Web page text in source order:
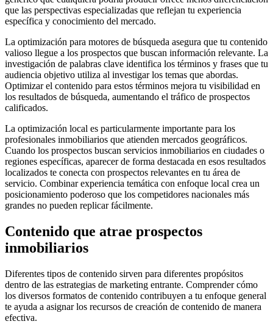
que las perspectivas especializadas que reflejan tu experiencia
específica y conocimiento del mercado.
La optimización para motores de búsqueda asegura que tu contenido
valioso llegue a los prospectos que buscan información relevante. La
investigación de palabras clave identifica los términos y frases que tu
audiencia objetivo utiliza al investigar los temas que abordas.
Optimizar el contenido para estos términos mejora tu visibilidad en
los resultados de búsqueda, aumentando el tráfico de prospectos
calificados.
La optimización local es particularmente importante para los
profesionales inmobiliarios que atienden mercados geográficos.
Cuando los prospectos buscan servicios inmobiliarios en ciudades o
regiones específicas, aparecer de forma destacada en esos resultados
localizados te conecta con prospectos relevantes en tu área de
servicio. Combinar experiencia temática con enfoque local crea un
posicionamiento poderoso que los competidores nacionales más
grandes no pueden replicar fácilmente.
Contenido que atrae prospectos
inmobiliarios
Diferentes tipos de contenido sirven para diferentes propósitos
dentro de las estrategias de marketing entrante. Comprender cómo
los diversos formatos de contenido contribuyen a tu enfoque general
te ayuda a asignar los recursos de creación de contenido de manera
efectiva.